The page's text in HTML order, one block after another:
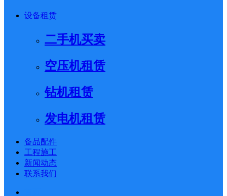
设备租赁
二手机买卖
空压机租赁
钻机租赁
发电机租赁
备品配件
工程施工
新闻动态
联系我们